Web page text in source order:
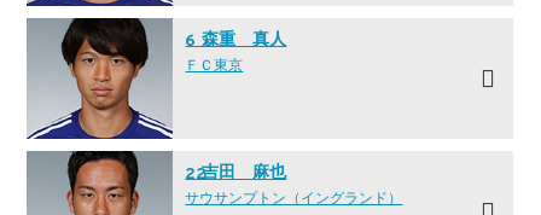
6
森重 真人
ＦＣ東京
22
吉田 麻也
サウサンプトン（イングランド）